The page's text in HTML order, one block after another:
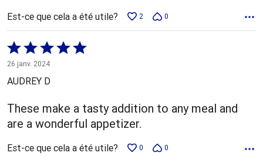
Est-ce que cela a été utile? 2 0
Coté
5 sur
5
26 janv. 2024
AUDREY D
These make a tasty addition to any meal and
are a wonderful appetizer.
Est-ce que cela a été utile? 0 0